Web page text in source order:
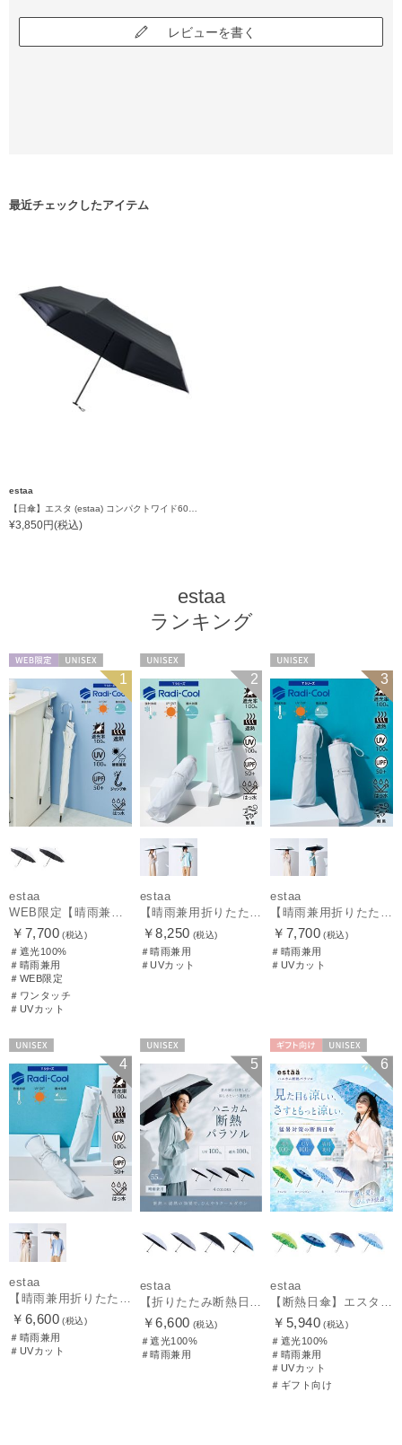
レビューを書く
最近チェックしたアイテム
estaa
¥3,850円(税込)
estaa
ランキング
1
estaa
WEB限定【晴雨兼用日傘】エスタ(estaa)REIKYAKUパラソル 55㎝ ラディクール 遮光100 UV100 ボタンジャンプ
￥7,700 (税込)
＃遮光100%
＃晴雨兼用
＃WEB限定
＃ワンタッチ
＃UVカット
2
estaa
【晴雨兼用折りたたみ日傘】エスタ(estaa)REIKYAKUパラソル 大きめ60㎝ 世界初の放射冷却素材ラディクール 遮光100 UV100 耐風
￥8,250 (税込)
＃晴雨兼用
＃UVカット
3
estaa
【晴雨兼用折りたたみ日傘】エスタ(estaa)REIKYAKUパラソル 54㎝ 世界初の放射冷却素材ラディクール 遮光100 UV100 耐風
￥7,700 (税込)
＃晴雨兼用
＃UVカット
4
estaa
￥6,600 (税込)
＃晴雨兼用
＃UVカット
5
estaa
￥6,600 (税込)
＃遮光100%
＃晴雨兼用
UNISEX 6
estaa
￥5,940 (税込)
＃遮光100%
＃晴雨兼用
＃UVカット
＃ギフト向け